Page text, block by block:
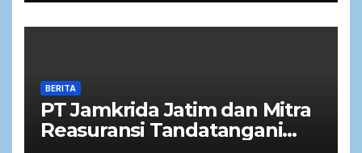
BERITA
PT Jamkrida Jatim dan Mitra
Reasuransi Tandatangani